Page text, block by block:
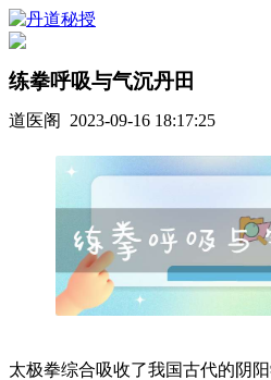
练拳呼吸与气沉丹田
道医阁 2023-09-16 18:17:25
太极拳综合吸收了我国古代的阴